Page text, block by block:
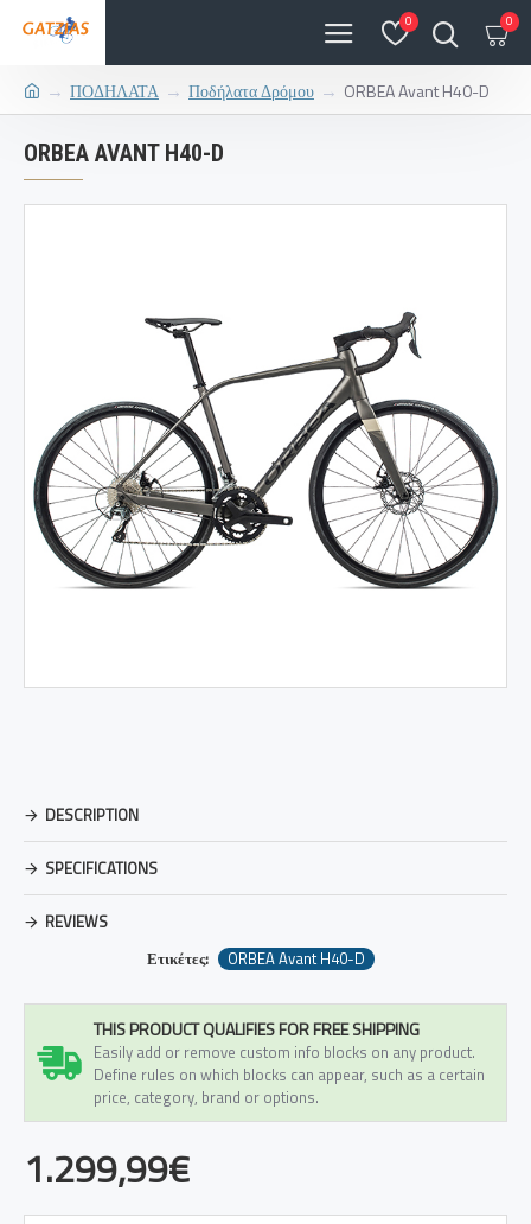
0 0
ΠΟΔΗΛΑΤΑ Ποδήλατα Δρόμου ORBEA Avant H40-D
ORBEA AVANT H40-D
DESCRIPTION
SPECIFICATIONS
REVIEWS
Ετικέτες:
ORBEA Avant H40-D
THIS PRODUCT QUALIFIES FOR FREE SHIPPING
Easily add or remove custom info blocks on any product.
Define rules on which blocks can appear, such as a certain
price, category, brand or options.
1.299,99€